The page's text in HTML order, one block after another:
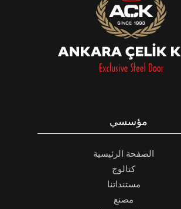
مؤسسي
الصفحة الرئيسية
كتالوج
مستنداتنا
مصنع